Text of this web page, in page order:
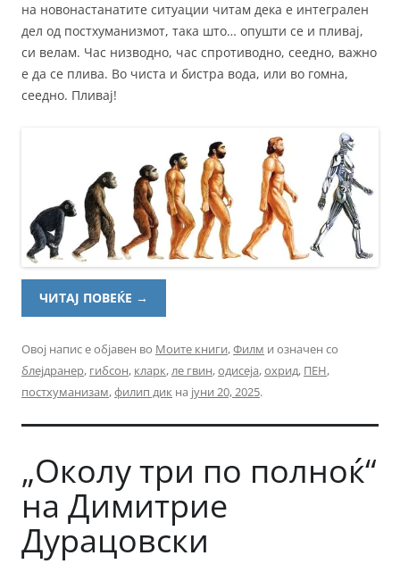
на новонастанатите ситуации читам дека е интегрален
дел од постхуманизмот, така што… опушти се и пливај,
си велам. Час низводно, час спротиводно, сеедно, важно
е да се плива. Во чиста и бистра вода, или во гомна,
сеедно. Пливај!
ЧИТАЈ ПОВЕЌЕ →
Овој напис е објавен во Моите книги,Филм и означен со
блејдранер, гибсон, кларк,ле гвин,одисеја,охрид, ПЕН,
постхуманизам,филип дик на јуни 20, 2025.
„Околу три по полноќ“
на Димитрие
Дурацовски